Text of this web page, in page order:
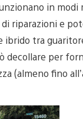
in
riparazioni e
tra
decollare per
(almeno fino